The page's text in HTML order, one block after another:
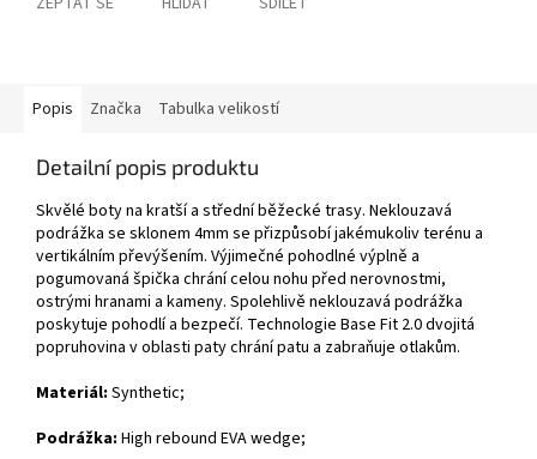
Popis Značka Tabulka velikostí
Detailní popis produktu
Skvělé boty na kratší a střední běžecké trasy. Neklouzavá
podrážka se sklonem 4mm se přizpůsobí jakémukoliv terénu a
vertikálním převýšením. Výjimečné pohodlné výplně a
pogumovaná špička chrání celou nohu před nerovnostmi,
ostrými hranami a kameny. Spolehlivě neklouzavá podrážka
poskytuje pohodlí a bezpečí. Technologie Base Fit 2.0 dvojitá
popruhovina v oblasti paty chrání patu a zabraňuje otlakům.
Materiál: Synthetic;
Podrážka: High rebound EVA wedge;